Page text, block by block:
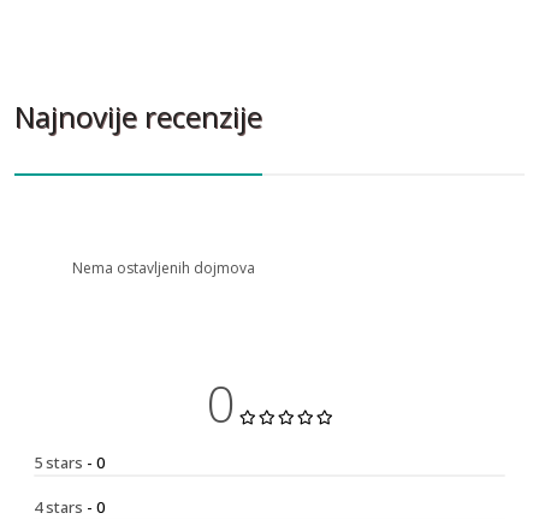
Najnovije recenzije
Nema ostavljenih dojmova
0
5 stars - 0
4 stars - 0